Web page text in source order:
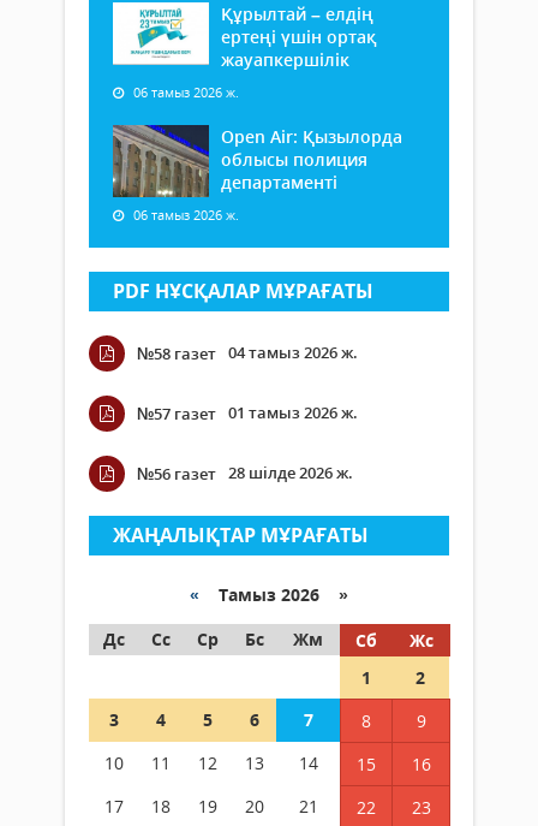
Құрылтай – елдің
ертеңі үшін ортақ
жауапкершілік
06 тамыз 2026 ж.
Open Air: Қызылорда
облысы полиция
департаменті
06 тамыз 2026 ж.
PDF НҰСҚАЛАР МҰРАҒАТЫ
№58 газет 04 тамыз 2026 ж.
№57 газет 01 тамыз 2026 ж.
№56 газет 28 шілде 2026 ж.
ЖАҢАЛЫҚТАР МҰРАҒАТЫ
« Тамыз 2026 »
Дс
Сс Ср Бс Жм Сб
Жс
1
2
3
4 5 6 7 8
9
10
11 12 13 14 15
16
17
18 19 20 21 22
23